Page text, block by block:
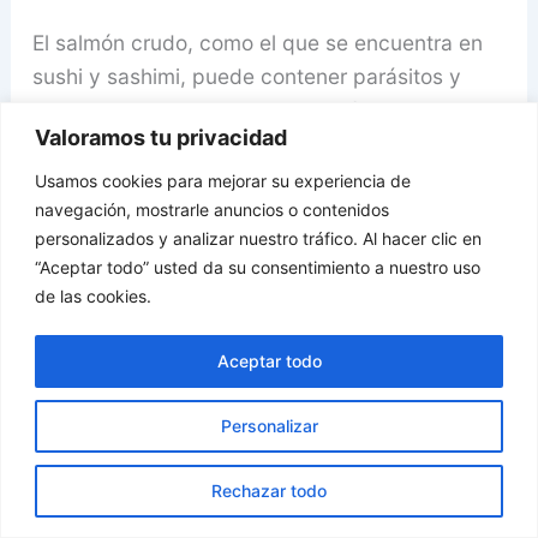
Valoramos tu privacidad
Usamos cookies para mejorar su experiencia de
navegación, mostrarle anuncios o contenidos
personalizados y analizar nuestro tráfico. Al hacer clic en
“Aceptar todo” usted da su consentimiento a nuestro uso
de las cookies.
Personalizar
Rechazar todo
Aceptar todo
El salmón crudo, como el que se encuentra en
sushi y sashimi, puede contener parásitos y
bacterias que pueden causar enfermedades. Es
crucial asegurarse de que el salmón crudo se
congele adecuadamente antes de su consumo
para eliminar posibles parásitos y minimizar el
riesgo de infecciones.
8.- Consumo Excesivo de Sodio en Salmón
Ahumado.
El salmón ahumado suele tener un alto
contribuir a la hipertensión arterial y otros